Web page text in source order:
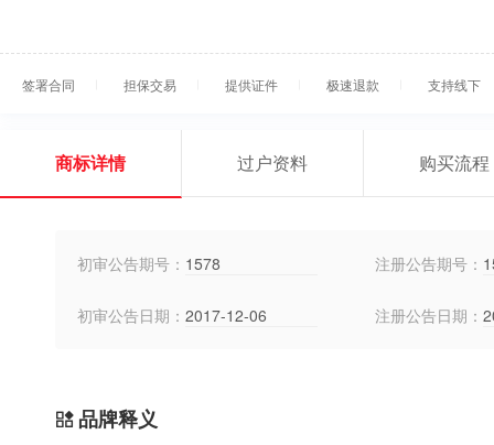
签署合同 担保交易 提供证件 极速退款 支持线下
商标详情 过户资料 购买流程
初审公告期号： 1578 注册公告期号：
初审公告日期： 2017-12-06 注册公告日期：
品牌释义